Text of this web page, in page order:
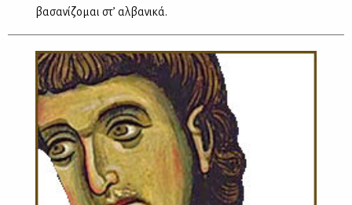
βασανίζομαι στ’ αλβανικά.